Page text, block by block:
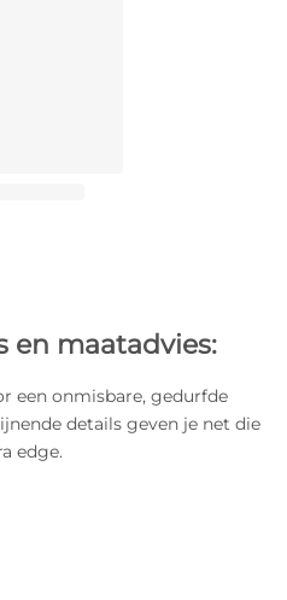
en maatadvies:
een onmisbare, gedurfde
details geven je net die
edge.